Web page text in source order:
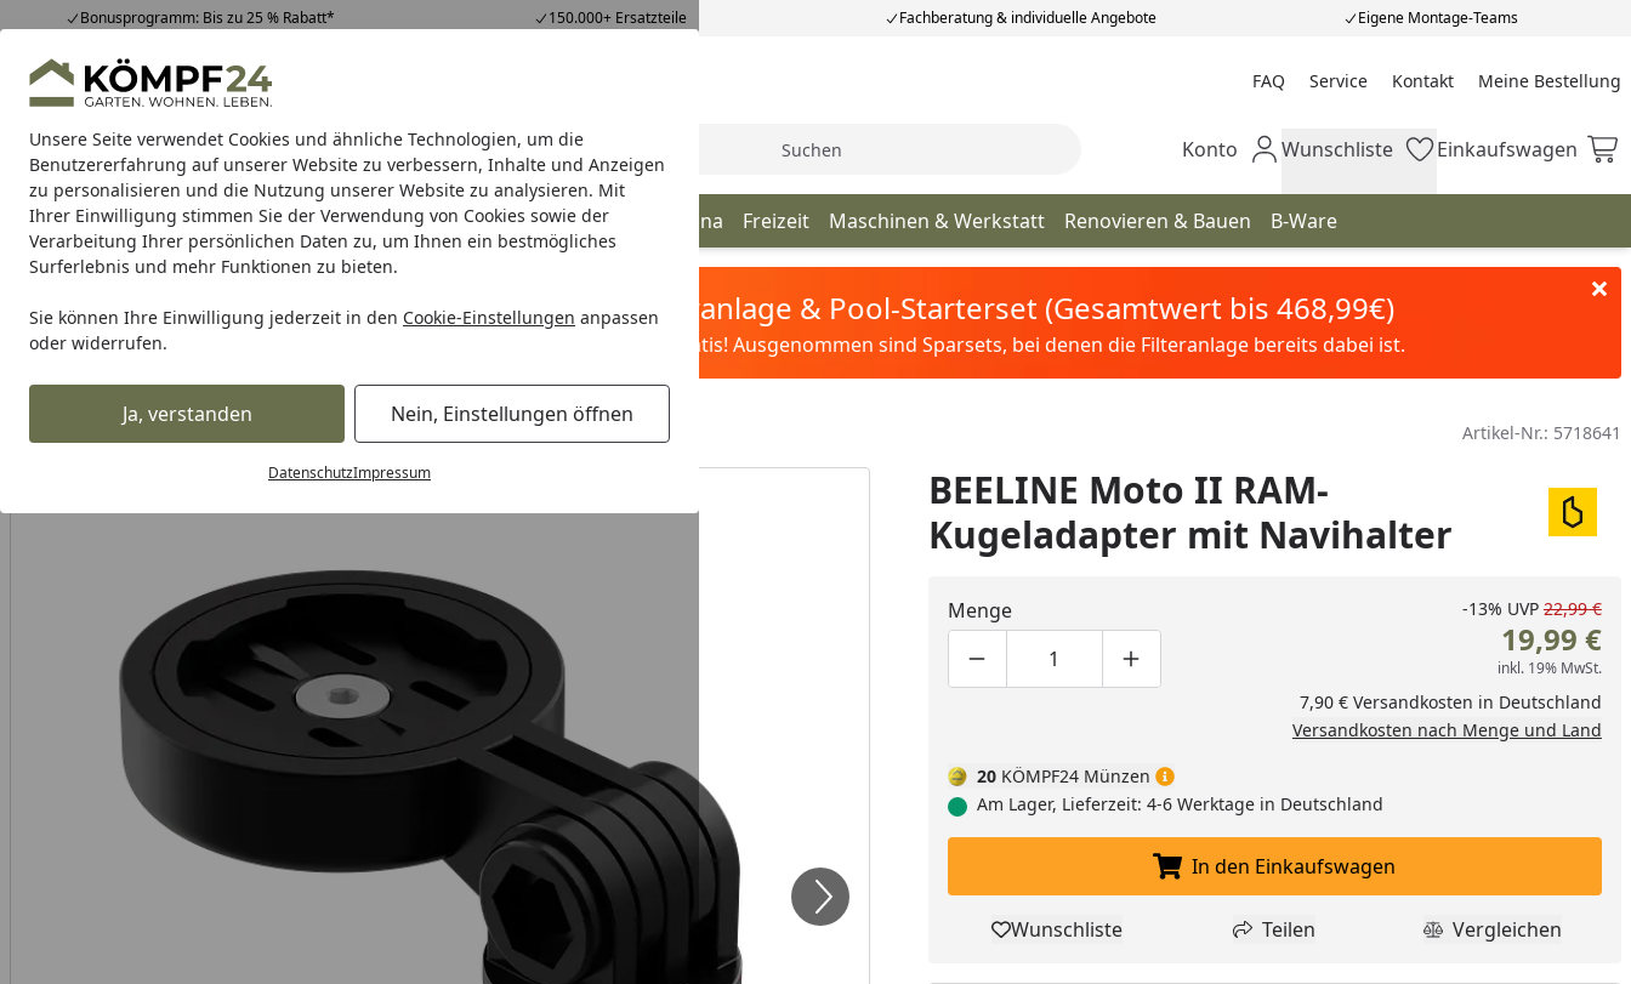
Unsere Seite verwendet Cookies und ähnliche Technologien, um die
Benutzererfahrung auf unserer Website zu verbessern, Inhalte und Anzeigen
zu personalisieren und die Nutzung unserer Website zu analysieren. Mit
Ihrer Einwilligung stimmen Sie der Verwendung von Cookies sowie der
Verarbeitung Ihrer persönlichen Daten zu, um Ihnen ein bestmögliches
Surferlebnis und mehr Funktionen zu bieten.
Sie können Ihre Einwilligung jederzeit in den Cookie-Einstellungen anpassen
oder widerrufen.
Ja, verstanden Nein, Einstellungen öffnen
DatenschutzImpressum
Bonusprogramm: Bis zu 25 % Rabatt* 150.000+ Ersatzteile Fachberatung & individuelle Angebote Eigene Montage-Teams
Hotline07051 / 9 22 22
Mo-Fr. 8-16 Uhr 25.974 Bewertungen FAQ Service Kontakt Meine Bestellung
Meine Bestellung
Alle Produkte
Alle ProdukteHighlights Tipps & Tricks Suche Mein Konto
Konto Wunschliste
Wunschliste Einkaufswagen
Einkaufswagen
Sales & Angebote Garten Teich Zaun Grills Blumentöpfe Sauna Freizeit Maschinen & Werkstatt Renovieren & Bauen B-Ware
Karibu Pools inkl. gratis Sandfilteranlage & Pool-Starterset (Gesamtwert bis 468,99€)
Dein Traumpool im Sorglos-Paket: Filter&Pflege gratis! Ausgenommen sind Sparsets, bei denen die Filteranlage bereits dabei ist.
Sales & Angebote BEELINE Moto II RAM-Kugeladapter mit Navihalter Artikel-Nr.: 5718641
BEELINE Moto II RAM-
Kugeladapter mit Navihalter
Menge
Produktmenge um eins verringern
Produktmenge manuell eingeben
Produktmenge um eins erhöhen
-13% UVP 22,99 €
19,99 €
inkl. 19% MwSt.
7,90 € Versandkosten in Deutschland
Versandkosten nach Menge und Land
20 KÖMPF24 Münzen
Am Lager, Lieferzeit: 4-6 Werktage in Deutschland
In den Einkaufswagen legen
In den Einkaufswagen
Produkt zur Wunschliste hinzufügen
Wunschliste Teilen
Teilen Produkt
Vergleichen